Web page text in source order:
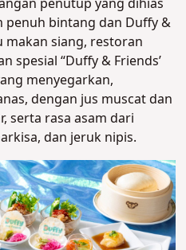
penutup yang dihias
bintang dan Duffy &
makan siang, restoran
spesial “Duffy & Friends’
menyegarkan,
dengan jus muscat dan
serta rasa asam dari
dan jeruk nipis.